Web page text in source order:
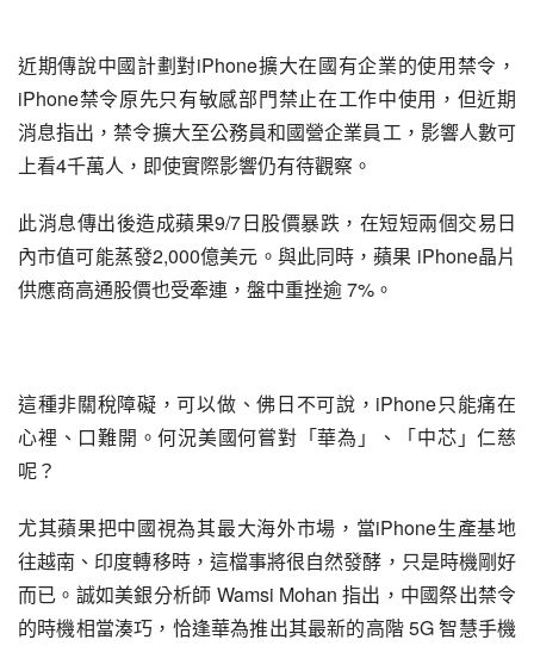
近期傳說中國計劃對iPhone擴大在國有企業的使用禁令，
iPhone禁令原先只有敏感部門禁止在工作中使用，但近期
消息指出，禁令擴大至公務員和國營企業員工，影響人數可
上看4千萬人，即使實際影響仍有待觀察。
此消息傳出後造成蘋果9/7日股價暴跌，在短短兩個交易日
內市值可能蒸發2,000億美元。與此同時，蘋果 iPhone晶片
供應商高通股價也受牽連，盤中重挫逾 7%。
這種非關稅障礙，可以做、佛日不可說，iPhone只能痛在
心裡、口難開。何況美國何嘗對「華為」、「中芯」仁慈
呢？
尤其蘋果把中國視為其最大海外市場，當iPhone生產基地
往越南、印度轉移時，這檔事將很自然發酵，只是時機剛好
而已。誠如美銀分析師 Wamsi Mohan 指出，中國祭出禁令
的時機相當湊巧，恰逢華為推出其最新的高階 5G 智慧手機